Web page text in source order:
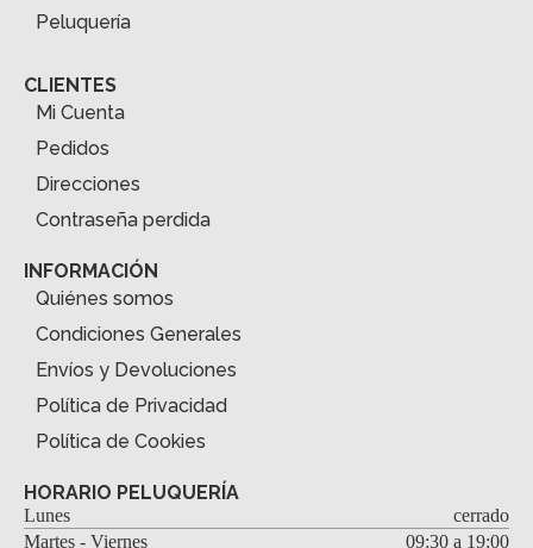
Peluquería
CLIENTES
Mi Cuenta
Pedidos
Direcciones
Contraseña perdida
INFORMACIÓN
Quiénes somos
Condiciones Generales
Envíos y Devoluciones
Política de Privacidad
Política de Cookies
HORARIO PELUQUERÍA
Lunes
cerrado
Martes - Viernes
09:30 a 19:00